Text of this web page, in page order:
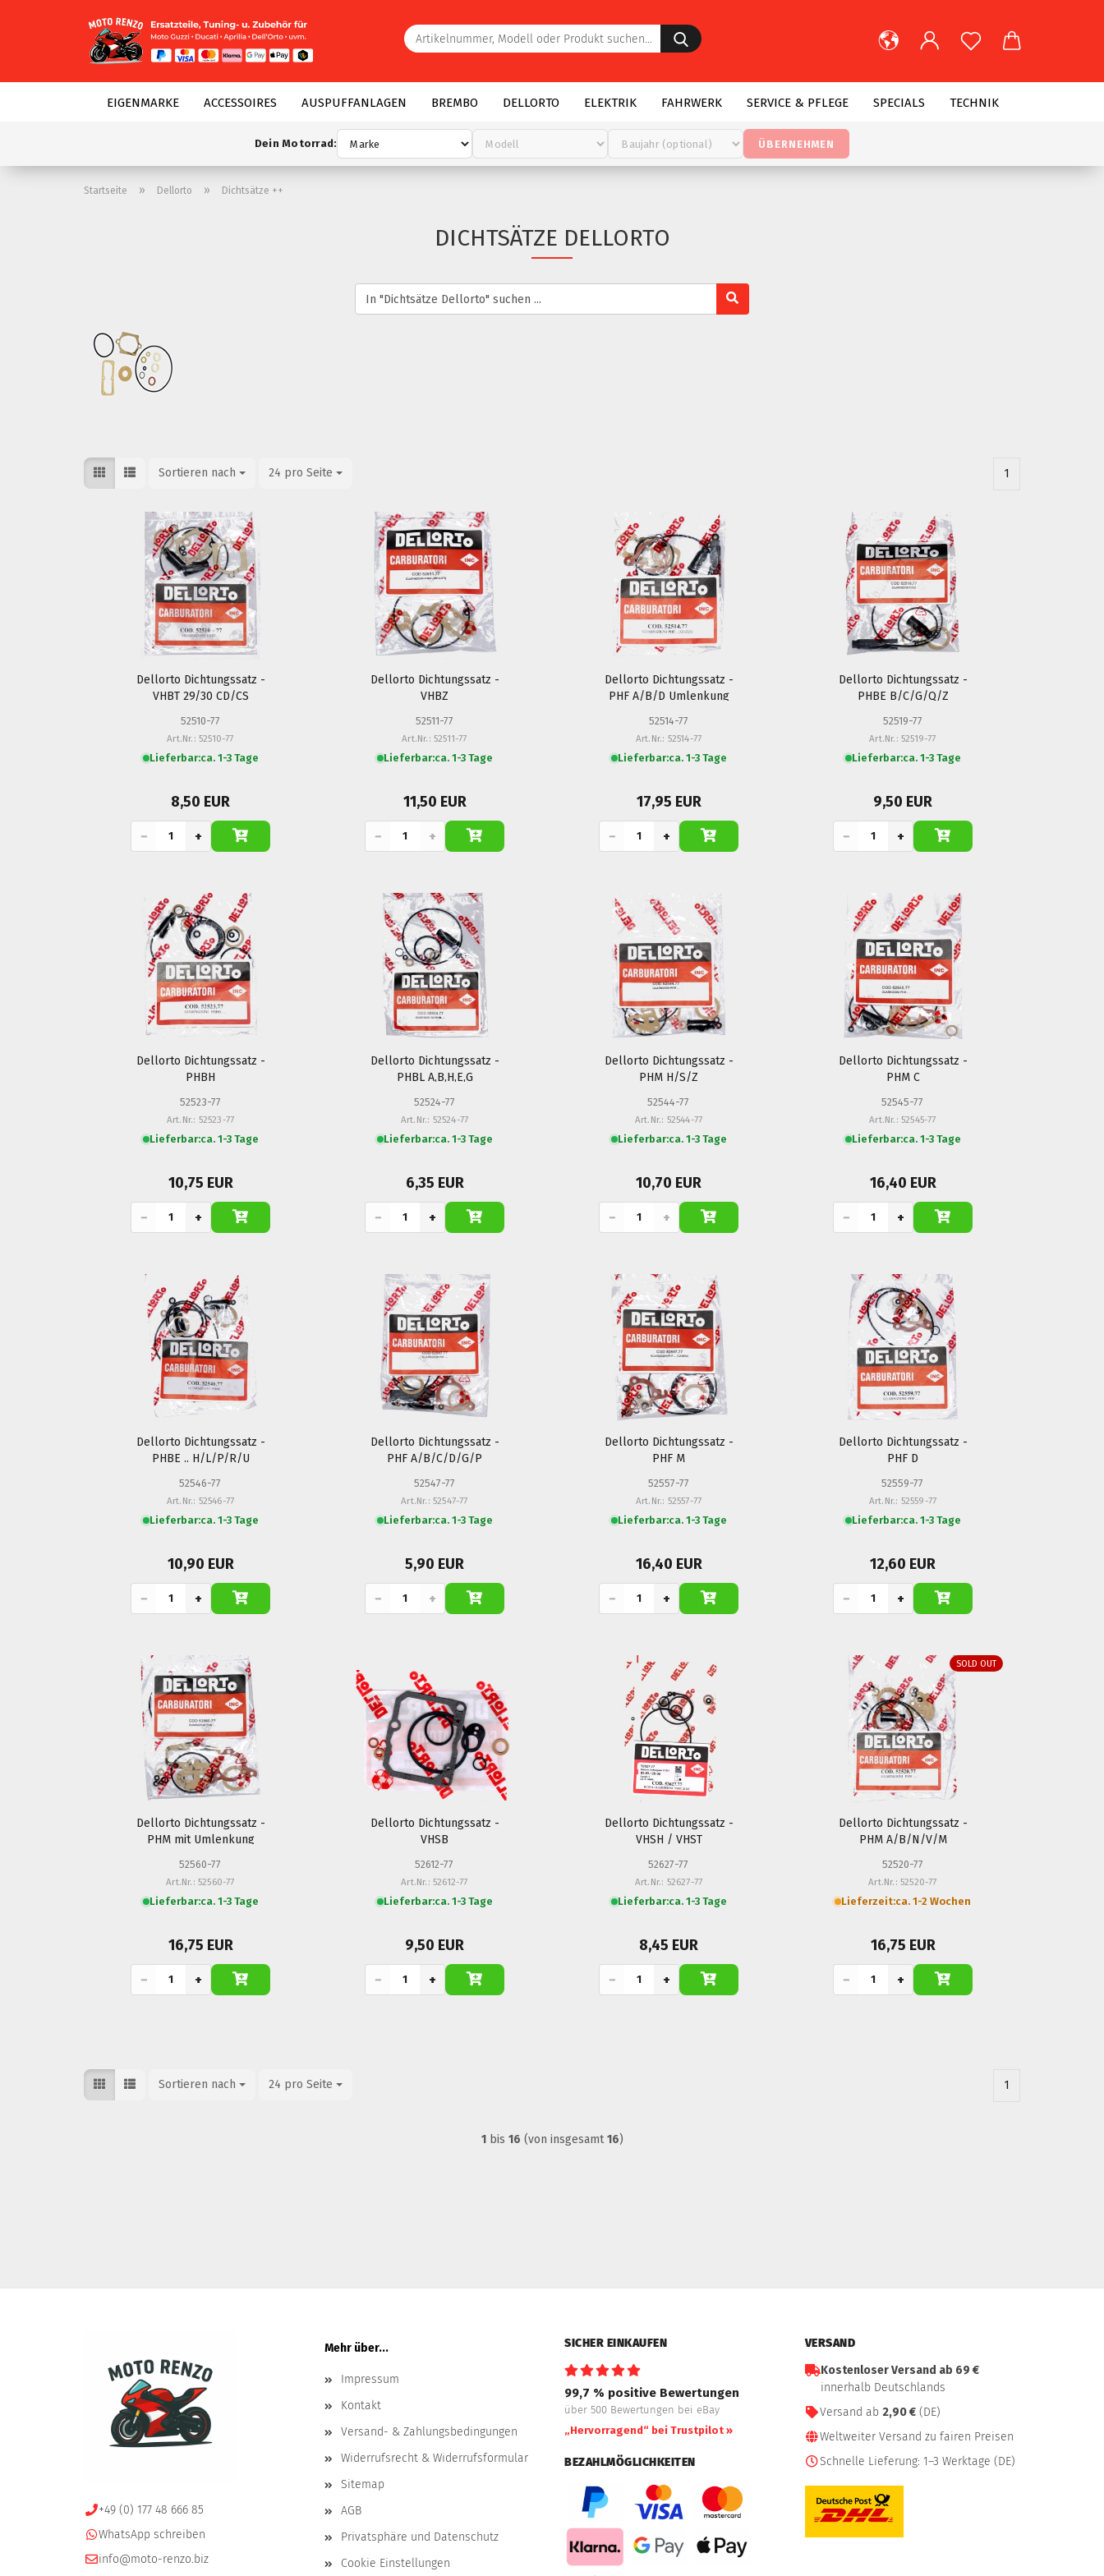
Artikelnummer,
Modell
Produkt
suchen...
EIGENMARKE ACCESSOIRES AUSPUFFANLAGEN BREMBO DELLORTO ELEKTRIK FAHRWERK SERVICE & PFLEGE SPECIALS TECHNIK
Dein Motorrad: ÜBERNEHMEN
Startseite » Dellorto » Dichtsätze ++
DICHTSÄTZE DELLORTO
Sortieren nach
Sortieren nach 24 pro Seite
pro Seite 1
Dellorto Dichtungssatz -
VHBT 29/30 CD/CS
52510-77
Art.Nr.: 52510-77
Lieferbar:ca. 1-3 Tage
8,50 EUR
− +
Dellorto Dichtungssatz -
VHBZ
52511-77
Art.Nr.: 52511-77
Lieferbar:ca. 1-3 Tage
11,50 EUR
− +
Dellorto Dichtungssatz -
PHF A/B/D Umlenkung
52514-77
Art.Nr.: 52514-77
Lieferbar:ca. 1-3 Tage
17,95 EUR
− +
Dellorto Dichtungssatz -
PHBE B/C/G/Q/Z
52519-77
Art.Nr.: 52519-77
Lieferbar:ca. 1-3 Tage
9,50 EUR
− +
Dellorto Dichtungssatz -
PHBH
52523-77
Art.Nr.: 52523-77
Lieferbar:ca. 1-3 Tage
10,75 EUR
− +
Dellorto Dichtungssatz -
PHBL A,B,H,E,G
52524-77
Art.Nr.: 52524-77
Lieferbar:ca. 1-3 Tage
6,35 EUR
− +
Dellorto Dichtungssatz -
PHM H/S/Z
52544-77
Art.Nr.: 52544-77
Lieferbar:ca. 1-3 Tage
10,70 EUR
− +
Dellorto Dichtungssatz -
PHM C
52545-77
Art.Nr.: 52545-77
Lieferbar:ca. 1-3 Tage
16,40 EUR
− +
Dellorto Dichtungssatz -
PHBE .. H/L/P/R/U
52546-77
Art.Nr.: 52546-77
Lieferbar:ca. 1-3 Tage
10,90 EUR
− +
Dellorto Dichtungssatz -
PHF A/B/C/D/G/P
52547-77
Art.Nr.: 52547-77
Lieferbar:ca. 1-3 Tage
5,90 EUR
− +
Dellorto Dichtungssatz -
PHF M
52557-77
Art.Nr.: 52557-77
Lieferbar:ca. 1-3 Tage
16,40 EUR
− +
Dellorto Dichtungssatz -
PHF D
52559-77
Art.Nr.: 52559-77
Lieferbar:ca. 1-3 Tage
12,60 EUR
− +
Dellorto Dichtungssatz -
PHM mit Umlenkung
52560-77
Art.Nr.: 52560-77
Lieferbar:ca. 1-3 Tage
16,75 EUR
− +
Dellorto Dichtungssatz -
VHSB
52612-77
Art.Nr.: 52612-77
Lieferbar:ca. 1-3 Tage
9,50 EUR
− +
Dellorto Dichtungssatz -
VHSH / VHST
52627-77
Art.Nr.: 52627-77
Lieferbar:ca. 1-3 Tage
8,45 EUR
− +
SOLD OUT
Dellorto Dichtungssatz -
PHM A/B/N/V/M
52520-77
Art.Nr.: 52520-77
Lieferzeit:ca. 1-2 Wochen
16,75 EUR
− +
Sortieren nach
Sortieren nach 24 pro Seite
pro Seite 1
1bis 16 (von insgesamt16)
+49 (0) 177 48 666 85
WhatsApp schreiben
info@moto-renzo.biz
Mehr über...
Impressum
Kontakt
Versand- & Zahlungsbedingungen
Widerrufsrecht & Widerrufsformular
Sitemap
AGB
Privatsphäre und Datenschutz
Cookie Einstellungen
SICHER EINKAUFEN
99,7 % positive Bewertungen
über 500 Bewertungen bei eBay
„Hervorragend“ bei Trustpilot »
BEZAHLMÖGLICHKEITEN
VERSAND
Kostenloser Versand ab 69 €
innerhalb Deutschlands
Versand ab 2,90 €(DE)
Weltweiter Versand zu fairen Preisen
Schnelle Lieferung: 1–3 Werktage (DE)